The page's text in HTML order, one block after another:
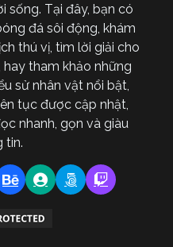
sống. Tại đây, bạn có
đá sôi động, khám
thú vị, tìm lời giải cho
tham khảo những
sử nhân vật nổi bật,
tục được cập nhật,
nhanh, gọn và giàu
tin.